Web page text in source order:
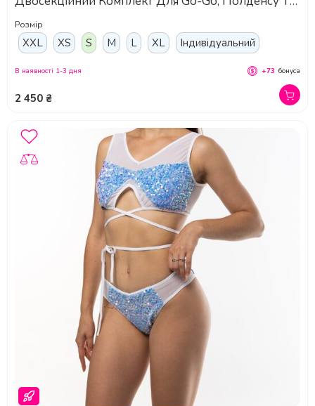
Розмір
XXL XS S M L XL Індивідуальний
2 450 ₴
В наявності 1-3 дня +73 бонуса